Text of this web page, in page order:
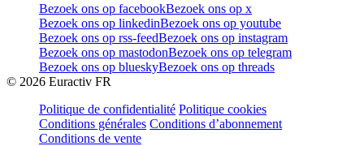
Bezoek ons op facebookBezoek ons op x
Bezoek ons op linkedinBezoek ons op youtube
Bezoek ons op rss-feedBezoek ons op instagram
Bezoek ons op mastodonBezoek ons op telegram
Bezoek ons op blueskyBezoek ons op threads
© 2026 Euractiv FR
Politique de confidentialité Politique cookies
Conditions générales Conditions d’abonnement
Conditions de vente